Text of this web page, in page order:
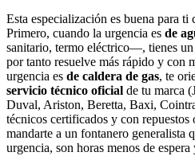
Esta especialización es buena para
Primero, cuando la urgencia es de
sanitario, termo eléctrico—, tienes
por tanto resuelve más rápido y con
urgencia es de caldera de gas, te
servicio técnico oficial de tu marca
Duval, Ariston, Beretta, Baxi,
técnicos certificados y con repuestos
mandarte a un fontanero generalista
urgencia, son horas menos de